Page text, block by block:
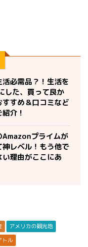
活必需品？！生活を
した、買って良か
すすめ＆口コミなど
介！
Amazonプライムが
レベル！もう他で
い理由がここにあ
アメリカの観光地
トル